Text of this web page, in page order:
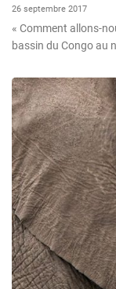
26 septembre 2017
« Comment allons-
bassin du Congo au